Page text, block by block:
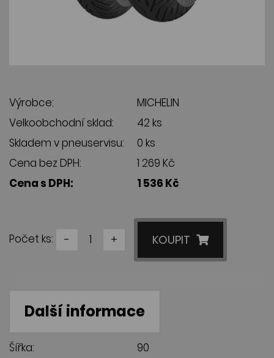
Výrobce:
MICHELIN
Velkoobchodní sklad:
42 ks
Skladem v pneuservisu:
0 ks
Cena bez DPH:
1 269 Kč
Cena s DPH:
1 536 Kč
Počet ks: - + KOUPIT
Další informace
Šířka:
90